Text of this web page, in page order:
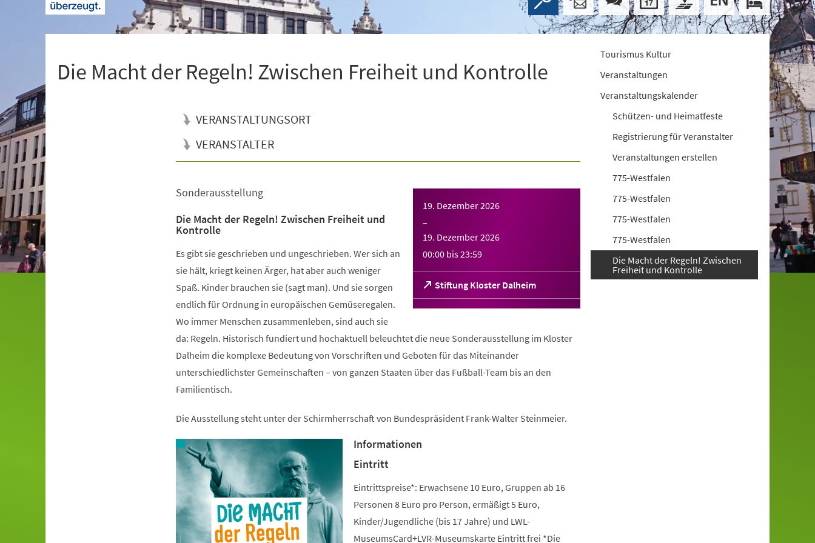
Die Macht der Regeln! Zwischen Freiheit und Kontrolle
VERANSTALTUNGSORT
VERANSTALTER
19. Dezember 2026
–
19. Dezember 2026
00:00 bis23:59
Stiftung Kloster Dalheim
(Öffnet
in
einem
Sonderausstellung
Die Macht der Regeln! Zwischen Freiheit und
Kontrolle
Es gibt sie geschrieben und ungeschrieben. Wer sich an
sie hält, kriegt keinen Ärger, hat aber auch weniger
Spaß. Kinder brauchen sie (sagt man). Und sie sorgen
endlich für Ordnung in europäischen Gemüseregalen.
Wo immer Menschen zusammenleben, sind auch sie
da: Regeln. Historisch fundiert und hochaktuell beleuchtet die neue Sonderausstellung im Kloster
Dalheim die komplexe Bedeutung von Vorschriften und Geboten für das Miteinander
unterschiedlichster Gemeinschaften – von ganzen Staaten über das Fußball-Team bis an den
Familientisch.
Die Ausstellung steht unter der Schirmherrschaft von Bundespräsident Frank-Walter Steinmeier.
Informationen
Eintritt
Eintrittspreise*: Erwachsene 10 Euro, Gruppen ab 16
Personen 8 Euro pro Person, ermäßigt 5 Euro,
Kinder/Jugendliche (bis 17 Jahre) und LWL-
MuseumsCard+LVR-Museumskarte Eintritt frei *Die
Tourismus Kultur
Veranstaltungen
Veranstaltungskalender
Schützen- und Heimatfeste
Registrierung für Veranstalter
Veranstaltungen erstellen
775-Westfalen
775-Westfalen
775-Westfalen
775-Westfalen
Die Macht der Regeln! Zwischen
Freiheit und Kontrolle